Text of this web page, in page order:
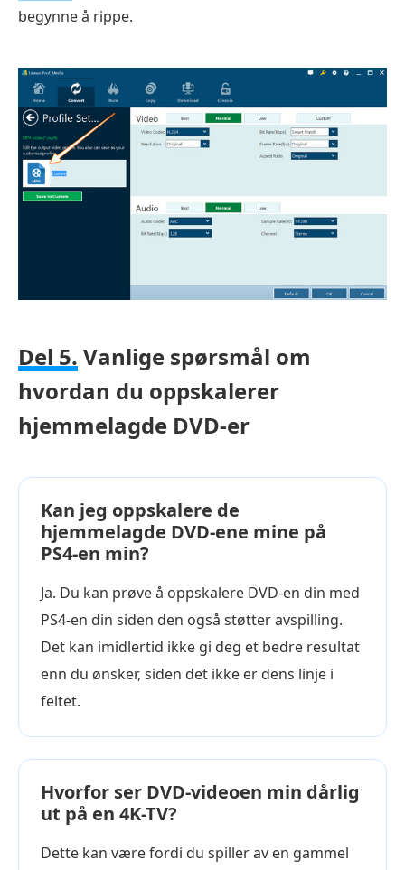
begynne å rippe.
Del 5. Vanlige spørsmål om
hvordan du oppskalerer
hjemmelagde DVD-er
Kan jeg oppskalere de
hjemmelagde DVD-ene mine på
PS4-en min?
Ja. Du kan prøve å oppskalere DVD-en din med
PS4-en din siden den også støtter avspilling.
Det kan imidlertid ikke gi deg et bedre resultat
enn du ønsker, siden det ikke er dens linje i
feltet.
Hvorfor ser DVD-videoen min dårlig
ut på en 4K-TV?
Dette kan være fordi du spiller av en gammel